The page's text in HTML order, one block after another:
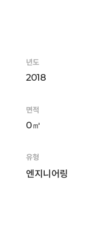
년도
2018
면적
0㎡
유형
엔지니어링